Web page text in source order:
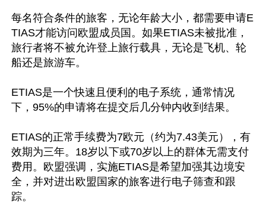
每名符合条件的旅客，无论年龄大小，都需要申请E
TIAS才能访问欧盟成员国。如果ETIAS未被批准，
旅行者将不被允许登上旅行载具，无论是飞机、轮
船还是旅游车。
ETIAS是一个快速且便利的电子系统，通常情况
下，95%的申请将在提交后几分钟内收到结果。
ETIAS的正常手续费为7欧元（约为7.43美元），有
效期为三年。18岁以下或70岁以上的群体无需支付
费用。欧盟强调，实施ETIAS是希望加强其边境安
全，并对进出欧盟国家的旅客进行电子筛查和跟
踪。